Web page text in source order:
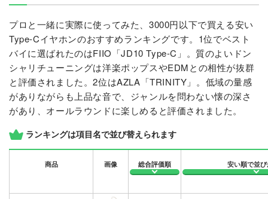
プロと一緒に実際に使ってみた、3000円以下で買える安い
Type-Cイヤホンのおすすめランキングです。1位でベスト
バイに選ばれたのはFIIO「JD10 Type-C」。質のよいドン
シャリチューニングは洋楽ポップスやEDMとの相性が抜群
と評価されました。2位はAZLA「TRINITY」。低域の量感
がありながらも上品な音で、ジャンルを問わない懐の深さ
があり、オールラウンドに楽しめると評価されました。
ランキングは項目名で並び替えられます
商品 画像 総合評価順 安い順で並